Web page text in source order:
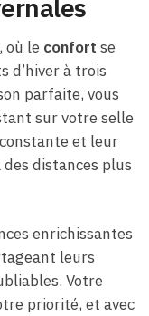
où le confort se
d’hiver à trois
parfaite, vous
sur votre selle
et leur
distances plus
enrichissantes
leurs
Votre
priorité, et avec